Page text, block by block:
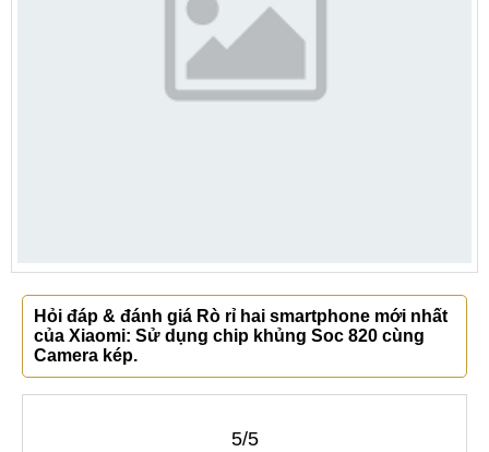
Hỏi đáp & đánh giá Rò rỉ hai smartphone mới nhất
của Xiaomi: Sử dụng chip khủng Soc 820 cùng
Camera kép.
5/5